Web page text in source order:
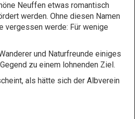
Neuffen etwas romantisch
werden. Ohne diesen Namen
vergessen werde: Für wenige
und Naturfreunde einiges
zu einem lohnenden Ziel.
als hätte sich der Albverein